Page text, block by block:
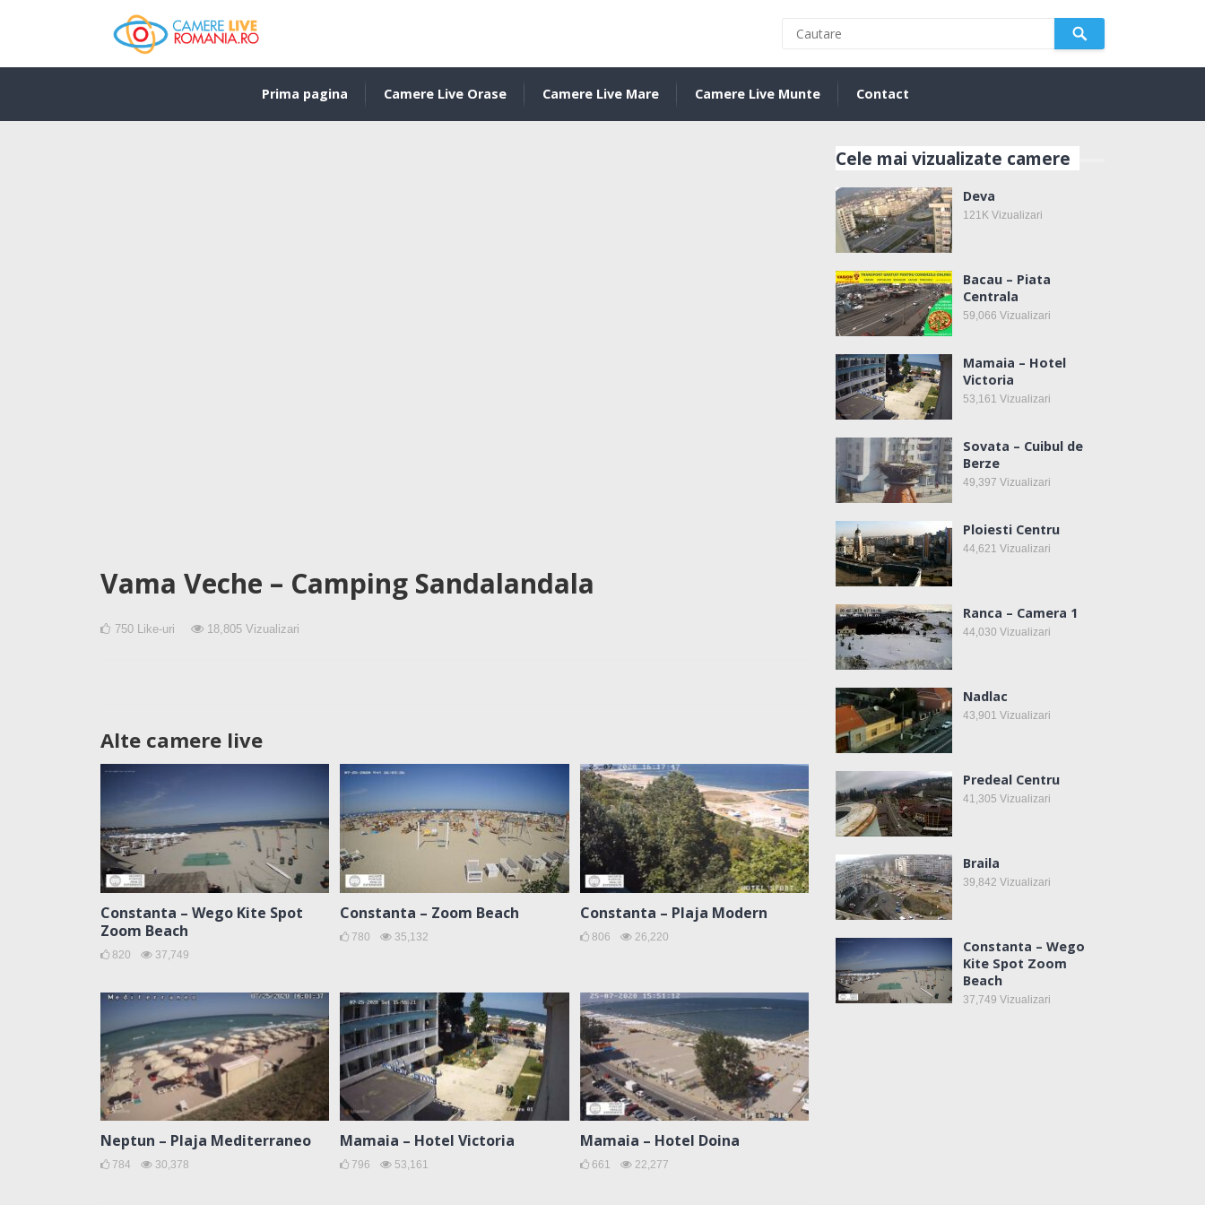
Prima pagina Camere Live Orase Camere Live Mare Camere Live Munte Contact
Vama Veche – Camping Sandalandala
750 Like-uri 18,805 Vizualizari
Alte camere live
Constanta – Wego Kite Spot
Zoom Beach
820 37,749
Constanta – Zoom Beach
780 35,132
Constanta – Plaja Modern
806 26,220
Neptun – Plaja Mediterraneo
784 30,378
Mamaia – Hotel Victoria
796 53,161
Mamaia – Hotel Doina
661 22,277
Cele mai vizualizate camere
Deva
121K Vizualizari
Bacau – Piata
Centrala
59,066 Vizualizari
Mamaia – Hotel
Victoria
53,161 Vizualizari
Sovata – Cuibul de
Berze
49,397 Vizualizari
Ploiesti Centru
44,621 Vizualizari
Ranca – Camera 1
44,030 Vizualizari
Nadlac
43,901 Vizualizari
Predeal Centru
41,305 Vizualizari
Braila
39,842 Vizualizari
Constanta – Wego
Kite Spot Zoom
Beach
37,749 Vizualizari